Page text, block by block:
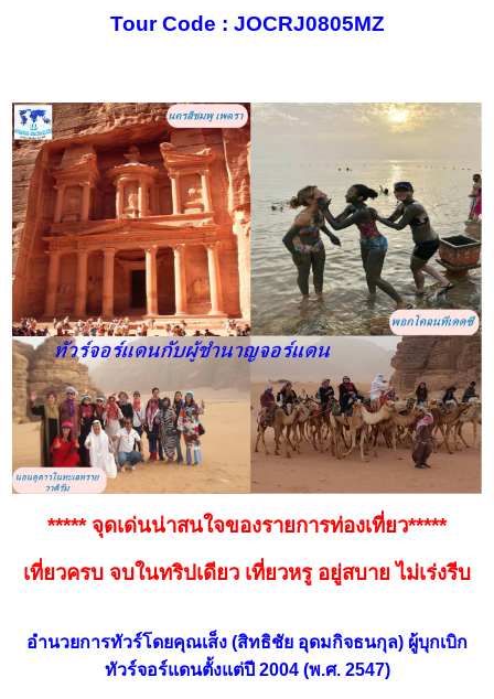
Tour Code : JOCRJ0805MZ
***** จุดเด่นน่าสนใจของรายการท่องเที่ยว*****
เที่ยวครบ จบในทริปเดียว เที่ยวหรู อยู่สบาย ไม่เร่งรีบ
อำนวยการทัวร์โดยคุณเส็ง (สิทธิชัย อุดมกิจธนกุล) ผู้บุกเบิก
ทัวร์จอร์แดนตั้งแต่ปี 2004 (พ.ศ. 2547)